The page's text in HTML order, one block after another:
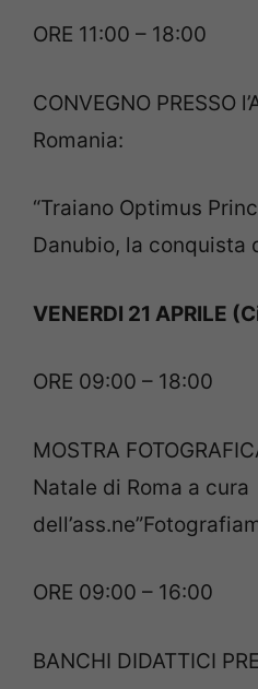
ORE 11:00 – 18:00
CONVEGNO PRESSO
Romania:
“Traiano Optimus
Danubio, la conquista
VENERDI 21 APRILE
ORE 09:00 – 18:00
MOSTRA
Natale di Roma a cura
ORE 09:00 – 16:00
BANCHI DIDATTICI